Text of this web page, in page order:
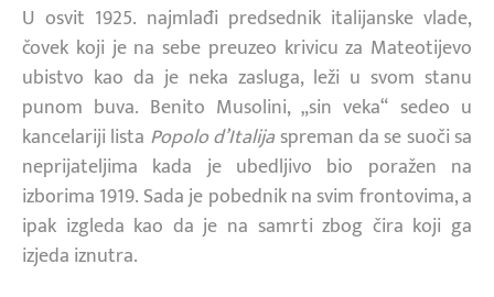
U osvit 1925. najmlađi predsednik italijanske vlade,
čovek koji je na sebe preuzeo krivicu za Mateotijevo
ubistvo kao da je neka zasluga, leži u svom stanu
punom buva. Benito Musolini, „sin veka“ sedeo u
kancelariji lista Popolo d’Italijaspreman da se suoči sa
neprijateljima kada je ubedljivo bio poražen na
izborima 1919. Sada je pobednik na svim frontovima, a
ipak izgleda kao da je na samrti zbog čira koji ga
izjeda iznutra.